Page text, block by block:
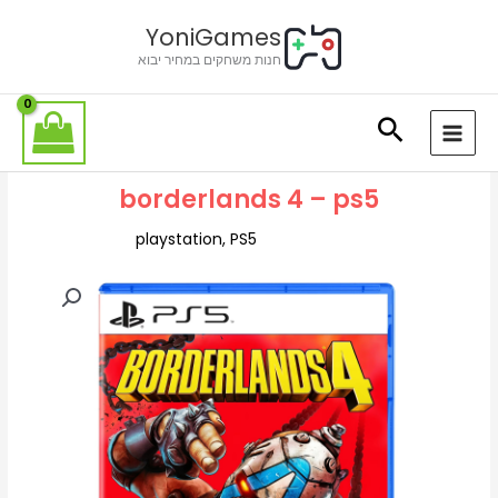
YoniGames
חנות משחקים במחיר יבוא
borderlands 4 – ps5
playstation,PS5